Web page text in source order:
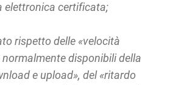
elettronica certificata;
rispetto delle «velocità
disponibili della
e upload», del «ritardo